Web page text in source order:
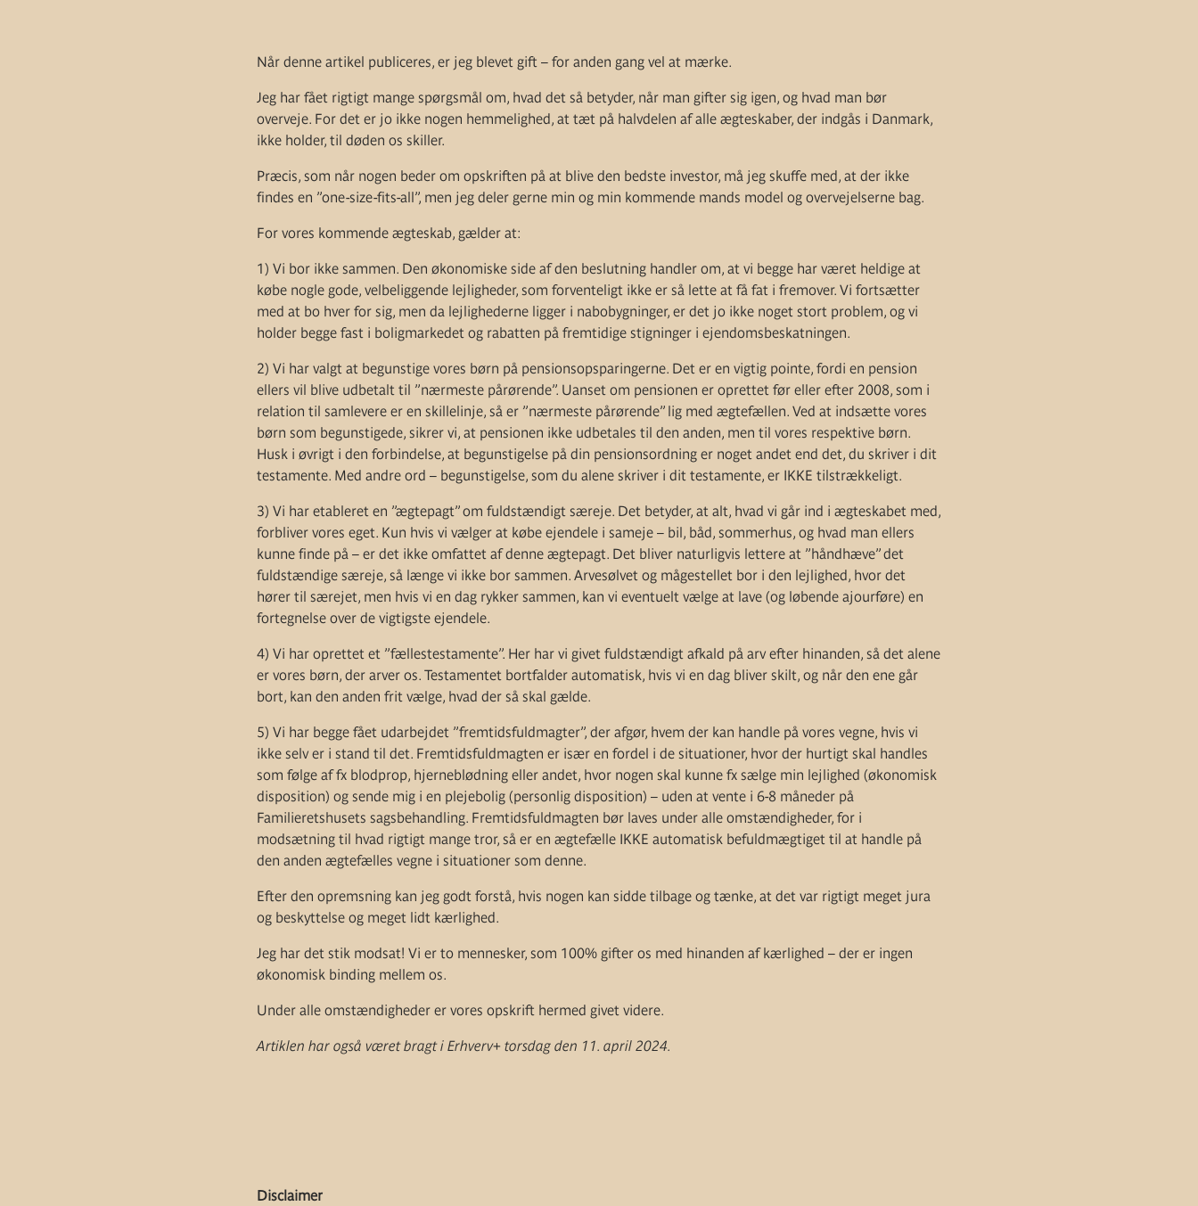
Når denne artikel publiceres, er jeg blevet gift – for anden gang vel at mærke.
Jeg har fået rigtigt mange spørgsmål om, hvad det så betyder, når man gifter sig igen, og hvad man bør
overveje. For det er jo ikke nogen hemmelighed, at tæt på halvdelen af alle ægteskaber, der indgås i Danmark,
ikke holder, til døden os skiller.
Præcis, som når nogen beder om opskriften på at blive den bedste investor, må jeg skuffe med, at der ikke
findes en ”one-size-fits-all”, men jeg deler gerne min og min kommende mands model og overvejelserne bag.
For vores kommende ægteskab, gælder at:
1) Vi bor ikke sammen. Den økonomiske side af den beslutning handler om, at vi begge har været heldige at
købe nogle gode, velbeliggende lejligheder, som forventeligt ikke er så lette at få fat i fremover. Vi fortsætter
med at bo hver for sig, men da lejlighederne ligger i nabobygninger, er det jo ikke noget stort problem, og vi
holder begge fast i boligmarkedet og rabatten på fremtidige stigninger i ejendomsbeskatningen.
2) Vi har valgt at begunstige vores børn på pensionsopsparingerne. Det er en vigtig pointe, fordi en pension
ellers vil blive udbetalt til ”nærmeste pårørende”. Uanset om pensionen er oprettet før eller efter 2008, som i
relation til samlevere er en skillelinje, så er ”nærmeste pårørende” lig med ægtefællen. Ved at indsætte vores
børn som begunstigede, sikrer vi, at pensionen ikke udbetales til den anden, men til vores respektive børn.
Husk i øvrigt i den forbindelse, at begunstigelse på din pensionsordning er noget andet end det, du skriver i dit
testamente. Med andre ord – begunstigelse, som du alene skriver i dit testamente, er IKKE tilstrækkeligt.
3) Vi har etableret en ”ægtepagt” om fuldstændigt særeje. Det betyder, at alt, hvad vi går ind i ægteskabet med,
forbliver vores eget. Kun hvis vi vælger at købe ejendele i sameje – bil, båd, sommerhus, og hvad man ellers
kunne finde på – er det ikke omfattet af denne ægtepagt. Det bliver naturligvis lettere at ”håndhæve” det
fuldstændige særeje, så længe vi ikke bor sammen. Arvesølvet og mågestellet bor i den lejlighed, hvor det
hører til særejet, men hvis vi en dag rykker sammen, kan vi eventuelt vælge at lave (og løbende ajourføre) en
fortegnelse over de vigtigste ejendele.
4) Vi har oprettet et ”fællestestamente”. Her har vi givet fuldstændigt afkald på arv efter hinanden, så det alene
er vores børn, der arver os. Testamentet bortfalder automatisk, hvis vi en dag bliver skilt, og når den ene går
bort, kan den anden frit vælge, hvad der så skal gælde.
5) Vi har begge fået udarbejdet ”fremtidsfuldmagter”, der afgør, hvem der kan handle på vores vegne, hvis vi
ikke selv er i stand til det. Fremtidsfuldmagten er især en fordel i de situationer, hvor der hurtigt skal handles
som følge af fx blodprop, hjerneblødning eller andet, hvor nogen skal kunne fx sælge min lejlighed (økonomisk
disposition) og sende mig i en plejebolig (personlig disposition) – uden at vente i 6-8 måneder på
Familieretshusets sagsbehandling. Fremtidsfuldmagten bør laves under alle omstændigheder, for i
modsætning til hvad rigtigt mange tror, så er en ægtefælle IKKE automatisk befuldmægtiget til at handle på
den anden ægtefælles vegne i situationer som denne.
Efter den opremsning kan jeg godt forstå, hvis nogen kan sidde tilbage og tænke, at det var rigtigt meget jura
og beskyttelse og meget lidt kærlighed.
Jeg har det stik modsat! Vi er to mennesker, som 100% gifter os med hinanden af kærlighed – der er ingen
økonomisk binding mellem os.
Under alle omstændigheder er vores opskrift hermed givet videre.
Artiklen har også været bragt i Erhverv+ torsdag den 11. april 2024.
Disclaimer